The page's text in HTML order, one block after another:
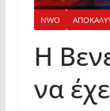
NWO
Η
να